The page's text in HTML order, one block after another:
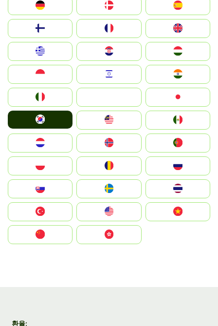
Deutschland
United Kingdom
Magyarország
South Korea
United States
中國香港特別行政區
환율: